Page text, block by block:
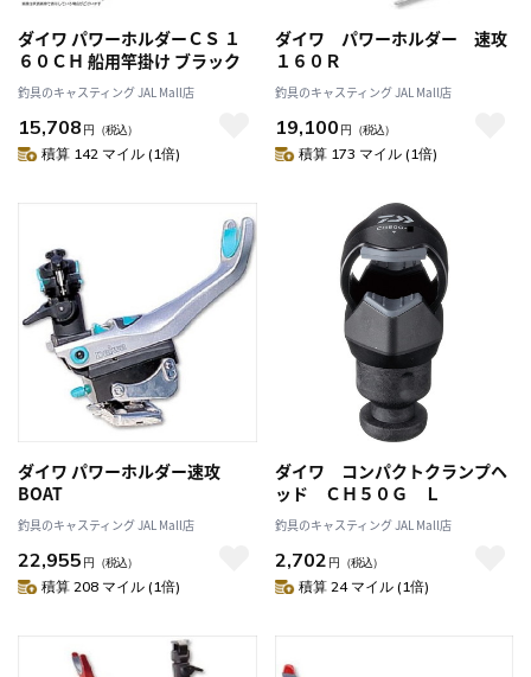
ダイワ パワーホルダーＣＳ １
６０ＣＨ 船用竿掛け ブラック
釣具のキャスティング JAL Mall店
15,708 円 （税込）
積算 142 マイル (1倍)
ダイワ パワーホルダー 速攻
１６０Ｒ
釣具のキャスティング JAL Mall店
19,100 円 （税込）
積算 173 マイル (1倍)
ダイワ パワーホルダー速攻
BOAT
釣具のキャスティング JAL Mall店
22,955 円 （税込）
積算 208 マイル (1倍)
ダイワ コンパクトクランプヘ
ッド ＣＨ５０Ｇ Ｌ
釣具のキャスティング JAL Mall店
2,702 円 （税込）
積算 24 マイル (1倍)